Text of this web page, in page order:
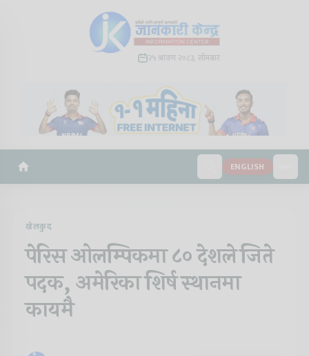
२५ श्रावण २०८३, सोमबार
ENGLISH
खेलकुद
पेरिस ओलम्पिकमा ८० देशले जिते
पदक, अमेरिका शिर्ष स्थानमा
कायमै